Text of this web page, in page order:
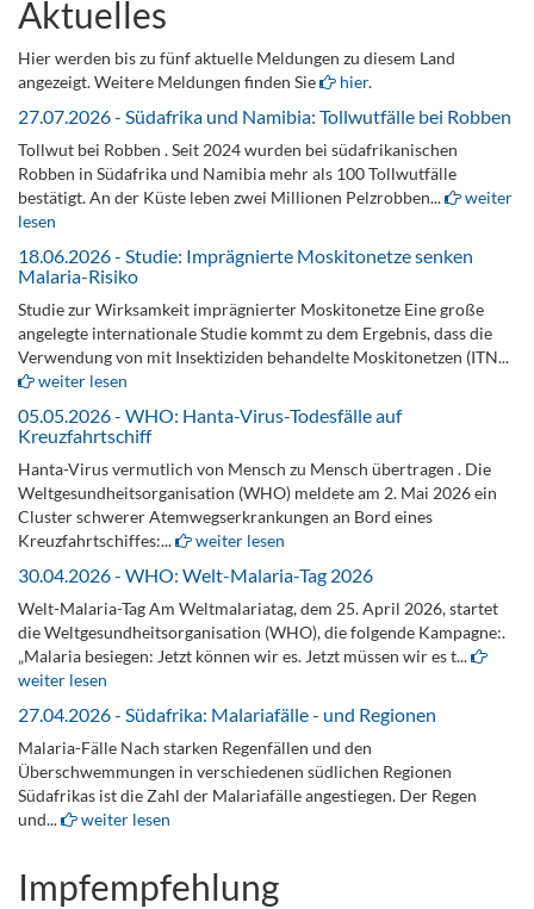
Aktuelles
Hier werden bis zu fünf aktuelle Meldungen zu diesem Land
angezeigt. Weitere Meldungen finden Sie
hier.
27.07.2026 - Südafrika und Namibia: Tollwutfälle bei Robben
Tollwut bei Robben . Seit 2024 wurden bei südafrikanischen
Robben in Südafrika und Namibia mehr als 100 Tollwutfälle
bestätigt. An der Küste leben zwei Millionen Pelzrobben...
weiter
lesen
18.06.2026 - Studie: Imprägnierte Moskitonetze senken
Malaria-Risiko
Studie zur Wirksamkeit imprägnierter Moskitonetze Eine große
angelegte internationale Studie kommt zu dem Ergebnis, dass die
Verwendung von mit Insektiziden behandelte Moskitonetzen (ITN...
weiter lesen
05.05.2026 - WHO: Hanta-Virus-Todesfälle auf
Kreuzfahrtschiff
Hanta-Virus vermutlich von Mensch zu Mensch übertragen . Die
Weltgesundheitsorganisation (WHO) meldete am 2. Mai 2026 ein
Cluster schwerer Atemwegserkrankungen an Bord eines
Kreuzfahrtschiffes:...
weiter lesen
30.04.2026 - WHO: Welt-Malaria-Tag 2026
Welt-Malaria-Tag Am Weltmalariatag, dem 25. April 2026, startet
die Weltgesundheitsorganisation (WHO), die folgende Kampagne:.
„Malaria besiegen: Jetzt können wir es. Jetzt müssen wir es t...
weiter lesen
27.04.2026 - Südafrika: Malariafälle - und Regionen
Malaria-Fälle Nach starken Regenfällen und den
Überschwemmungen in verschiedenen südlichen Regionen
Südafrikas ist die Zahl der Malariafälle angestiegen. Der Regen
und...
weiter lesen
Impfempfehlung